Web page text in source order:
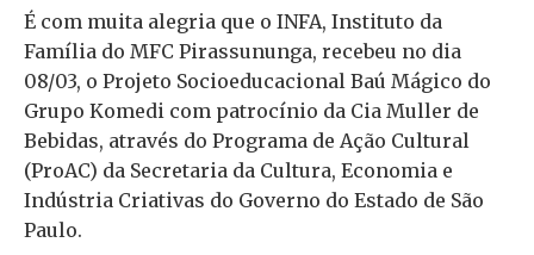
É com muita alegria que o INFA, Instituto da
Família do MFC Pirassununga, recebeu no dia
08/03, o Projeto Socioeducacional Baú Mágico do
Grupo Komedi com patrocínio da Cia Muller de
Bebidas, através do Programa de Ação Cultural
(ProAC) da Secretaria da Cultura, Economia e
Indústria Criativas do Governo do Estado de São
Paulo.